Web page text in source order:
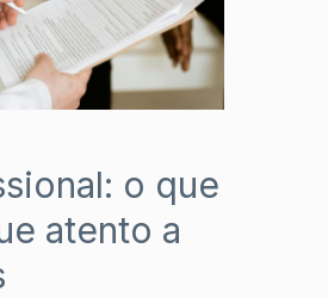
o que
atento a